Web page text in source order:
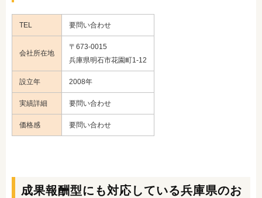
TEL 要問い合わせ
会社所在地
〒673-0015
兵庫県明石市花園町1-12
設立年 2008年
実績詳細 要問い合わせ
価格感 要問い合わせ
成果報酬型にも対応している兵庫県のお